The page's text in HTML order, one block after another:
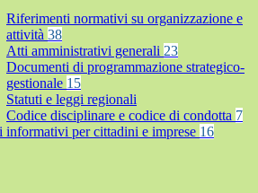
Riferimenti normativi su organizzazione e
attività 38
Atti amministrativi generali 23
Documenti di programmazione strategico-
gestionale 15
Statuti e leggi regionali
Codice disciplinare e codice di condotta 7
informativi per cittadini e imprese 16